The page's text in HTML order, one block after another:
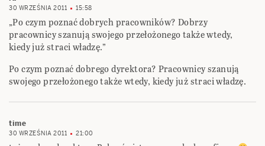
30 WRZEŚNIA 2011 15:58
„Po czym poznać dobrych pracowników? Dobrzy
pracownicy szanują swojego przełożonego także wtedy,
kiedy już straci władzę.”
Po czym poznać dobrego dyrektora? Pracownicy szanują
swojego przełożonego także wtedy, kiedy już straci władzę.
time
30 WRZEŚNIA 2011 21:00